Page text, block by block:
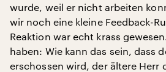
wurde, weil er nicht arbeiten
wir noch eine kleine Feedback-
Reaktion war echt krass
haben: Wie kann das sein, dass
erschossen wird, der ältere Herr